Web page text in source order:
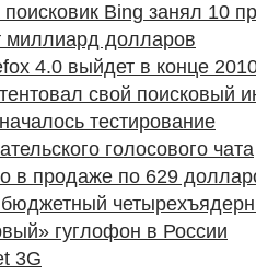
Bing занял 10
миллиард долларов
4.0 выйдет в конце
свой поисковый
тестирование
голосового чата
в продаже по 629
гуглофон в России
3G